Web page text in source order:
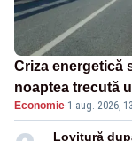
Criza energetică
noaptea trecută
Economie·1 aug. 2026,
Lovitură